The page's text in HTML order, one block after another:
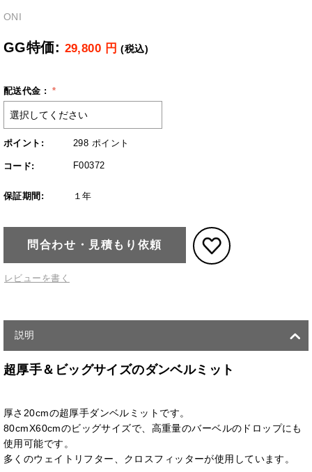
ONI
GG特価: 29,800 円 (税込)
配送代金 :
ポイント: 298 ポイント
コード: F00372
保証期間: １年
問合わせ・見積もり依頼
レビューを書く
説明
超厚手＆ビッグサイズのダンベルミット
厚さ20cmの超厚手ダンベルミットです。
80cmX60cmのビッグサイズで、高重量のバーベルのドロップにも
使用可能です。
多くのウェイトリフター、クロスフィッターが使用しています。